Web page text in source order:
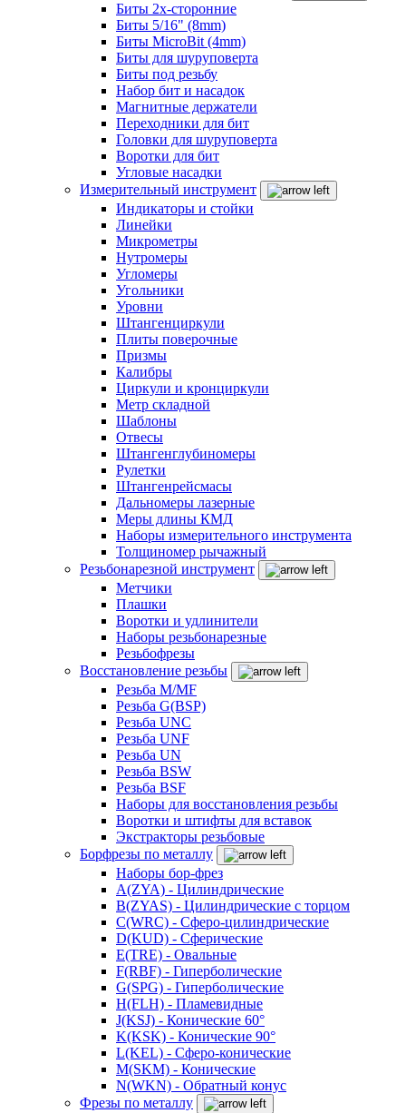
Биты 2х-сторонние
Биты 5/16" (8mm)
Биты MicroBit (4mm)
Биты для шуруповерта
Биты под резьбу
Набор бит и насадок
Магнитные держатели
Переходники для бит
Головки для шуруповерта
Воротки для бит
Угловые насадки
Измерительный инструмент
Индикаторы и стойки
Линейки
Микрометры
Нутромеры
Угломеры
Угольники
Уровни
Штангенциркули
Плиты поверочные
Призмы
Калибры
Циркули и кронциркули
Метр складной
Шаблоны
Отвесы
Штангенглубиномеры
Рулетки
Штангенрейсмасы
Дальномеры лазерные
Меры длины КМД
Наборы измерительного инструмента
Толщиномер рычажный
Резьбонарезной инструмент
Метчики
Плашки
Воротки и удлинители
Наборы резьбонарезные
Резьбофрезы
Восстановление резьбы
Резьба M/MF
Резьба G(BSP)
Резьба UNC
Резьба UNF
Резьба UN
Резьба BSW
Резьба BSF
Наборы для восстановления резьбы
Воротки и штифты для вставок
Экстракторы резьбовые
Борфрезы по металлу
Наборы бор-фрез
A(ZYA) - Цилиндрические
B(ZYAS) - Цилиндрические с торцом
C(WRC) - Сферо-цилиндрические
D(KUD) - Сферические
E(TRE) - Овальные
F(RBF) - Гиперболические
G(SPG) - Гиперболические
H(FLH) - Пламевидные
J(KSJ) - Конические 60°
K(KSK) - Конические 90°
L(KEL) - Сферо-конические
M(SKM) - Конические
N(WKN) - Обратный конус
Фрезы по металлу